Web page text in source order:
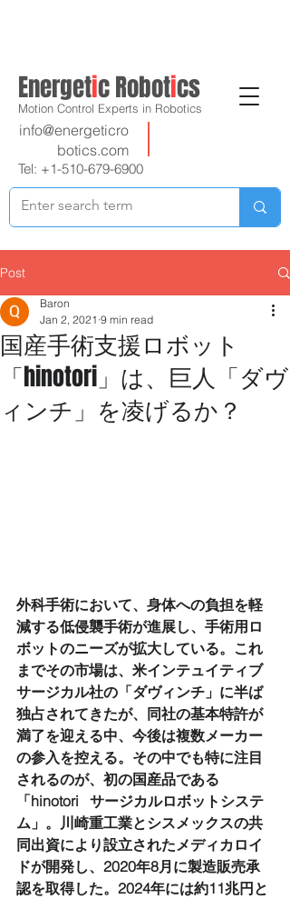
Energetic Robotics
Motion Control Experts in Robotics
Tel: +1-510-679-6900
info@energeticro
botics.com
Post
国産手術支援ロボット
「hinotori」は、巨人「ダヴ
ィンチ」を凌げるか？
Baron
Jan 2, 2021 9 min read
外科手術において、身体への負担を軽
減する低侵襲手術が進展し、手術用ロ
ボットのニーズが拡大している。これ
までその市場は、米インテュイティブ
サージカル社の「ダヴィンチ」に半ば
独占されてきたが、同社の基本特許が
満了を迎える中、今後は複数メーカー
の参入を控える。その中でも特に注目
されるのが、初の国産品である
「hinotori   サージカルロボットシステ
ム」。川崎重工業とシスメックスの共
同出資により設立されたメディカロイ
ドが開発し、2020年8月に製造販売承
認を取得した。2024年には約11兆円と